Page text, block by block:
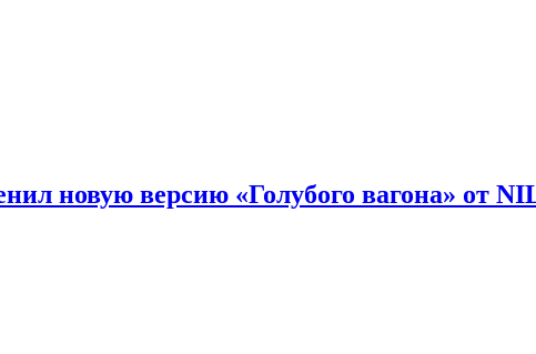
новую версию «Голубого вагона» от